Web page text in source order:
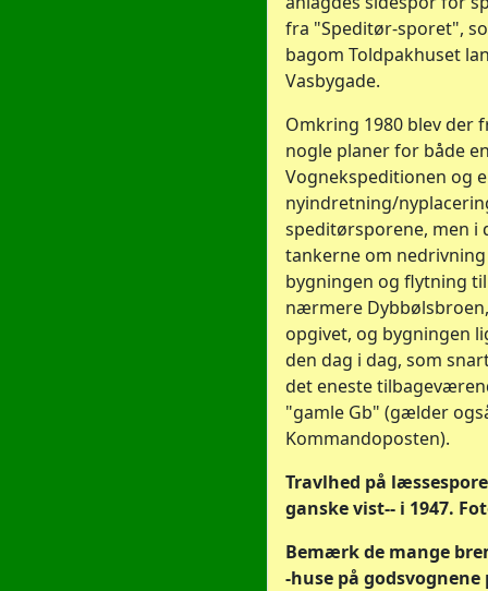
fra "Speditør-sporet",
bagom Toldpakhuset
Vasbygade.
Omkring 1980 blev der
nogle planer for både
Vognekspeditionen og
nyindretning/
speditørsporene, men i
tankerne om
bygningen og flytning
nærmere
opgivet, og bygningen
den dag i dag, som
det eneste
"gamle Gb" (gælder
Kommandoposten).
Travlhed på
ganske vist-- i 1947.
Bemærk de mange
-huse på godsvognene